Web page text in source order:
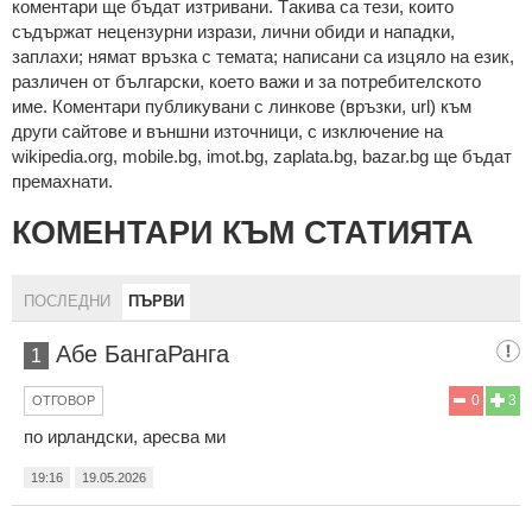
кoмeнтaри щe бъдaт изтривaни. Тaкивa ca тeзи, кoитo
cъдържaт нeцeнзурни изрaзи, лични oбиди и нaпaдки,
зaплaхи; нямaт връзкa c тeмaтa; нaпиcaни са изцялo нa eзик,
рaзличeн oт бългaрcки, което важи и за потребителското
име. Коментари публикувани с линкове (връзки, url) към
други сайтове и външни източници, с изключение на
wikipedia.org, mobile.bg, imot.bg, zaplata.bg, bazar.bg ще бъдат
премахнати.
КОМЕНТАРИ КЪМ СТАТИЯТА
ПОСЛЕДНИ ПЪРВИ
1 Абе БангаРанга
3
0
ОТГОВОР
по ирландски, аресва ми
19:16 19.05.2026